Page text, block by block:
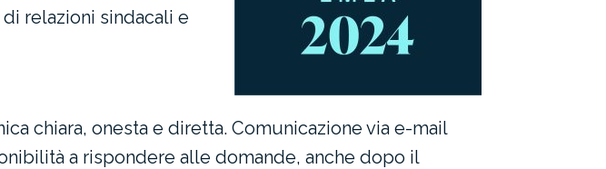
relazioni sindacali e
chiara, onesta e diretta. Comunicazione via e-mail
a rispondere alle domande, anche dopo il